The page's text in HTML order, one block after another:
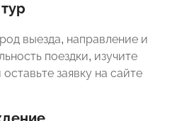
выезда, направление и
поездки, изучите
заявку на сайте